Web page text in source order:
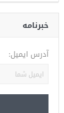
خبرنامه
آدرس ایمیل: